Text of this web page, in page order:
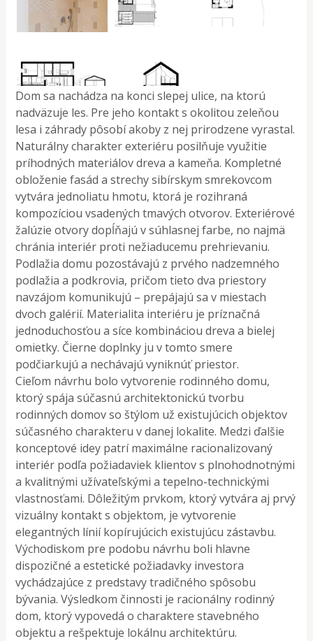
Dom sa nachádza na konci slepej ulice, na ktorú
nadväzuje les. Pre jeho kontakt s okolitou zeleňou
lesa i záhrady pôsobí akoby z nej prirodzene vyrastal.
Naturálny charakter exteriéru posilňuje využitie
príhodných materiálov dreva a kameňa. Kompletné
obloženie fasád a strechy sibírskym smrekovcom
vytvára jednoliatu hmotu, ktorá je rozihraná
kompozíciou vsadených tmavých otvorov. Exteriérové
žalúzie otvory dopĺňajú v súhlasnej farbe, no najmä
chránia interiér proti nežiaducemu prehrievaniu.
Podlažia domu pozostávajú z prvého nadzemného
podlažia a podkrovia, pričom tieto dva priestory
navzájom komunikujú – prepájajú sa v miestach
dvoch galérií. Materialita interiéru je príznačná
jednoduchosťou a síce kombináciou dreva a bielej
omietky. Čierne doplnky ju v tomto smere
podčiarkujú a nechávajú vyniknúť priestor.
Cieľom návrhu bolo vytvorenie rodinného domu,
ktorý spája súčasnú architektonickú tvorbu
rodinných domov so štýlom už existujúcich objektov
súčasného charakteru v danej lokalite. Medzi ďalšie
konceptové idey patrí maximálne racionalizovaný
interiér podľa požiadaviek klientov s plnohodnotnými
a kvalitnými užívateľskými a tepelno-technickými
vlastnosťami. Dôležitým prvkom, ktorý vytvára aj prvý
vizuálny kontakt s objektom, je vytvorenie
elegantných línií kopírujúcich existujúcu zástavbu.
Východiskom pre podobu návrhu boli hlavne
dispozičné a estetické požiadavky investora
vychádzajúce z predstavy tradičného spôsobu
bývania. Výsledkom činnosti je racionálny rodinný
dom, ktorý vypovedá o charaktere stavebného
objektu a rešpektuje lokálnu architektúru.